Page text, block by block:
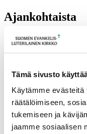
Tämä sivusto
Käytämme
räätälöimiseen,
tukemiseen ja
jaamme sosiaalisen
Ajankohtaista
17.06.2026 Pelastetaan
Namibian kirkon
Lisää ajankohtaista